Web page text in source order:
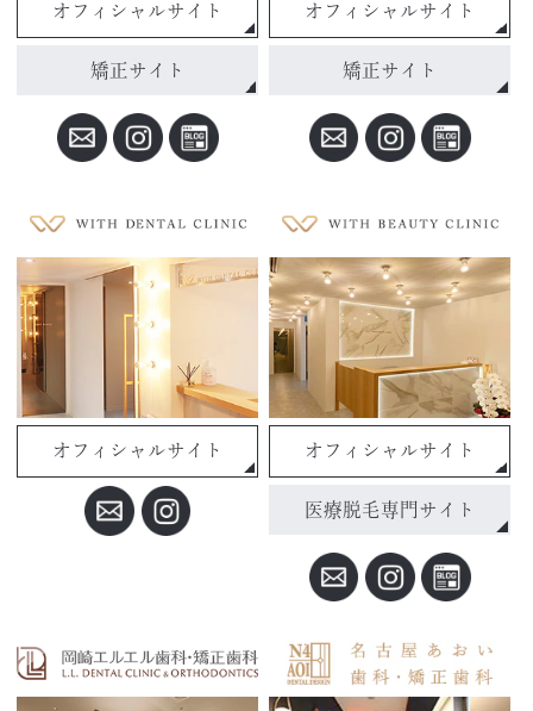
オフィシャルサイト
矯正サイト
オフィシャルサイト
矯正サイト
オフィシャルサイト オフィシャルサイト
医療脱毛専門サイト